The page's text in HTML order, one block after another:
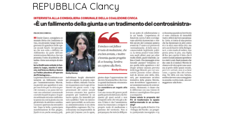
REPUBBLICA Clancy